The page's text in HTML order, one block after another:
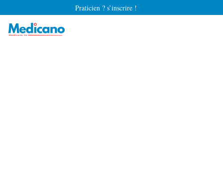
Praticien ? s’inscrire !